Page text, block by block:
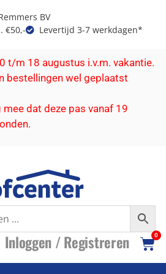
BV
€50,-
Levertijd 3-7 werkdagen*
t/m 18 augustus i.v.m. vakantie.
bestellingen wel geplaatst
dat deze pas vanaf 19
Inloggen /Registreren 0